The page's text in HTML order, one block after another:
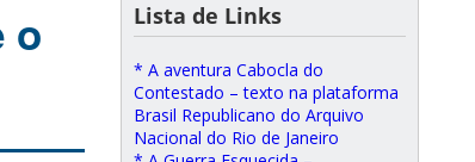
o
Lista de Links
* A aventura Cabocla do
Contestado – texto na plataforma
Brasil Republicano do Arquivo
Nacional do Rio de Janeiro